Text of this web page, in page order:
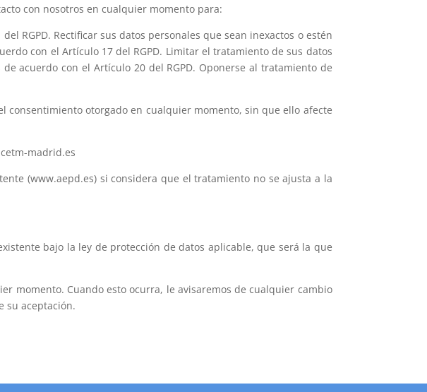
con nosotros en cualquier momento para:
RGPD. Rectificar sus datos personales que sean inexactos o estén
con el Artículo 17 del RGPD. Limitar el tratamiento de sus datos
acuerdo con el Artículo 20 del RGPD. Oponerse al tratamiento de
otorgado en cualquier momento, sin que ello afecte
madrid.es
(www.aepd.es) si considera que el tratamiento no se ajusta a la
bajo la ley de protección de datos aplicable, que será la que
momento. Cuando esto ocurra, le avisaremos de cualquier cambio
su aceptación.